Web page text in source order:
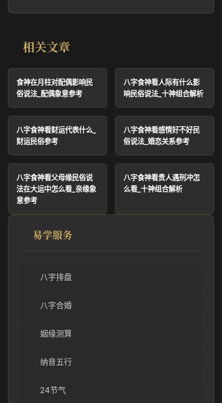
相关文章
食神在月柱对配偶影响民
俗说法_配偶象意参考
八字食神看人际有什么影
响民俗说法_十神组合解析
八字食神看财运代表什么_
财运民俗参考
八字食神看感情好不好民
俗说法_婚恋关系参考
八字食神看父母缘民俗说
法在大运中怎么看_亲缘象
意参考
八字食神看贵人遇刑冲怎
么看_十神组合解析
易学服务
八字排盘
八字合婚
姻缘测算
纳音五行
24节气